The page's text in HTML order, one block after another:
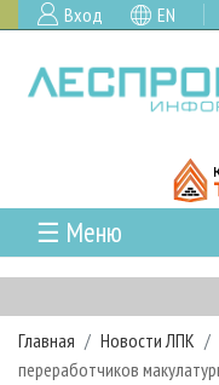
Вход EN
☰ Меню
ГЛАВНАЯ
РУБРИКИ И ТЕМЫ
РУБРИКИ ЖУРНАЛА
НОВОСТИ
Главная Новости ЛПК
переработчиков